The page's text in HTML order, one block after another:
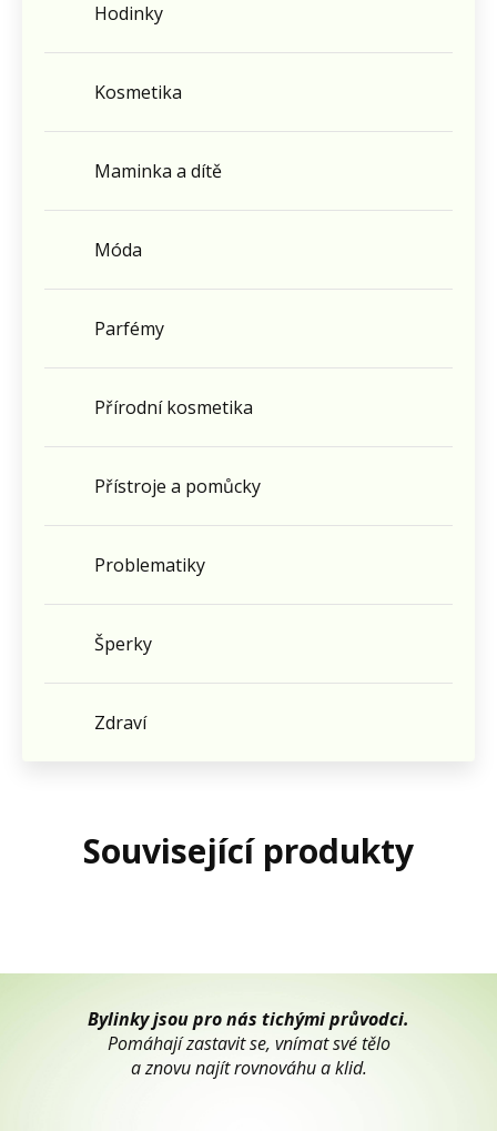
Hodinky
Kosmetika
Maminka a dítě
Móda
Parfémy
Přírodní kosmetika
Přístroje a pomůcky
Problematiky
Šperky
Zdraví
Související produkty
Bylinky jsou pro nás tichými průvodci.
Pomáhají zastavit se, vnímat své tělo
a znovu najít rovnováhu a klid.